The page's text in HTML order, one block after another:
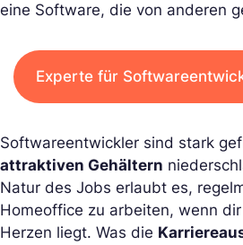
eine Software, die von anderen
Experte für
Softwareentwickler sind stark
attraktiven Gehältern
Natur des Jobs erlaubt es,
Homeoffice zu arbeiten, wenn
Herzen liegt. Was die